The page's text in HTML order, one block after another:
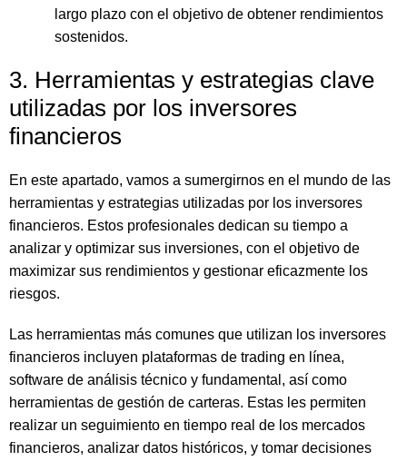
largo plazo con el objetivo de obtener rendimientos
sostenidos.
3. Herramientas y estrategias clave
utilizadas por los inversores
financieros
En este apartado, vamos a sumergirnos en el mundo de las
herramientas y estrategias utilizadas por los inversores
financieros. Estos profesionales dedican su tiempo a
analizar y optimizar sus inversiones, con el objetivo de
maximizar sus rendimientos y gestionar eficazmente los
riesgos.
Las herramientas más comunes que utilizan los inversores
financieros incluyen plataformas de trading en línea,
software de análisis técnico y fundamental, así como
herramientas de gestión de carteras. Estas les permiten
realizar un seguimiento en tiempo real de los mercados
financieros, analizar datos históricos, y tomar decisiones